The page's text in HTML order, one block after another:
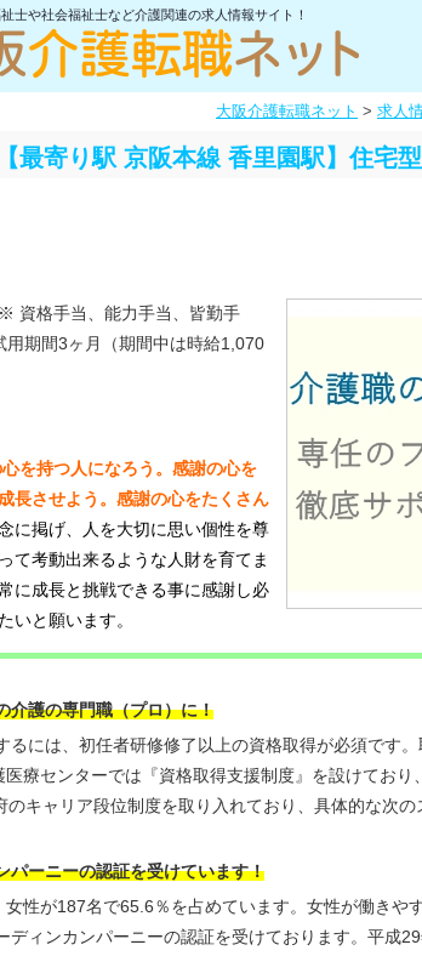
士や社会福祉士など介護関連の求人情報サイト！
大阪介護転職ネット > 求人
【最寄り駅 京阪本線 香里園駅】住宅
※ 資格手当、能力手当、皆勤手
期間3ヶ月（期間中は時給1,070
を持つ人になろう。 感謝の心を
長させよう。 感謝の心をたくさん
に掲げ、人を大切に思い個性を尊
て考動出来るような人財を育てま
に成長と挑戦できる事に感謝し必
いと願います。
護の専門職（プロ）に！
るには、初任者研修修了以上の資格取得が必須です
療センターでは『資格取得支援制度』を設けてお
のキャリア段位制度を取り入れており、具体的な次
ーニーの認証を受けています！
性が187名で65.6％を占めています。女性が働きや
ディンカンパーニーの認証を受けております。平成